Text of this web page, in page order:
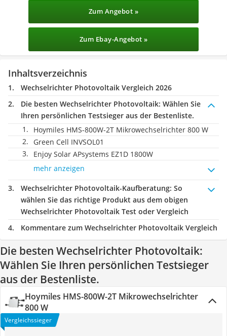
Zum Angebot »
Zum Ebay-Angebot »
Inhaltsverzeichnis
Wechselrichter Photovoltaik Vergleich 2026
Die besten Wechselrichter Photovoltaik: Wählen Sie
Ihren persönlichen Testsieger aus der Bestenliste.
Hoymiles HMS-800W-2T Mikrowechselrichter 800 W
Green Cell INVSOL01
Enjoy Solar APsystems EZ1D 1800W
mehr anzeigen
Wechselrichter Photovoltaik-Kaufberatung: So
wählen Sie das richtige Produkt aus dem obigen
Wechselrichter Photovoltaik Test oder Vergleich
Kommentare zum Wechselrichter Photovoltaik Vergleich
Die besten Wechselrichter Photovoltaik:
Wählen Sie Ihren persönlichen Testsieger
aus der Bestenliste.
Hoymiles HMS-800W-2T Mikrowechselrichter
800 W
Vergleichssieger